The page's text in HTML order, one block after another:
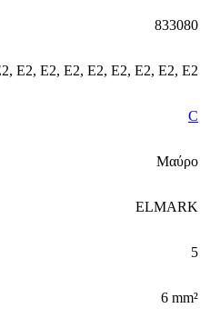
833080
, E2, E2, E2, E2, E2, E2, E2, E2
C
Μαύρο
ELMARK
5
6 mm²